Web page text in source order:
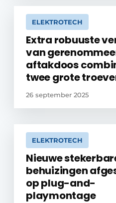
ELEKTROTECH
Extra robuuste
van
aftakdoos
twee grote
26 september 2025
ELEKTROTECH
Nieuwe
behuizingen
op plug-and-
playmontage